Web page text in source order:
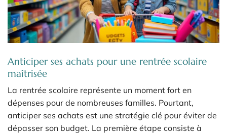
Anticiper ses achats pour une rentrée scolaire
maîtrisée
La rentrée scolaire représente un moment fort en
dépenses pour de nombreuses familles. Pourtant,
anticiper ses achats est une stratégie clé pour éviter de
dépasser son budget. La première étape consiste à